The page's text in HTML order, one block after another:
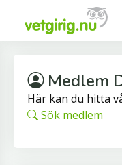
Medlem
Här kan du hitta
Sök medlem